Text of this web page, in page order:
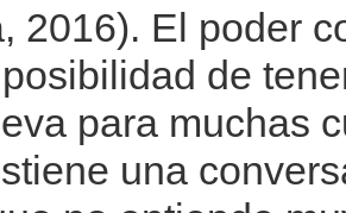
2016). El poder
de
para muchas
una